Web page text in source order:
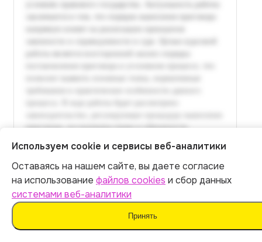
Итог:399р.
Оплатить
Используем cookie и сервисы веб-аналитики
Оставаясь на нашем сайте, вы даете согласие
на использование файлов cookies и сбор данных
системами веб-аналитики
Принять